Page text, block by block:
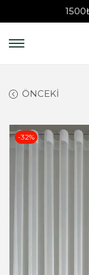
ÖNCEKI
-32%